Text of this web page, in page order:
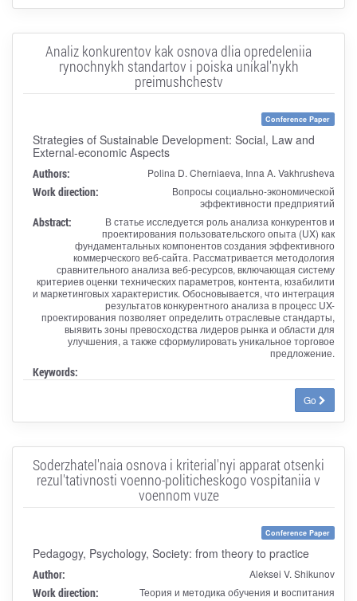
Analiz konkurentov kak osnova dlia opredeleniia
rynochnykh standartov i poiska unikal'nykh
preimushchestv
Conference Paper
Strategies of Sustainable Development: Social, Law and
External-economic Aspects
Authors: Polina D. Cherniaeva, Inna A. Vakhrusheva
Work direction:
Вопросы социально-экономической
эффективности предприятий
Abstract:
В статье исследуется роль анализа конкурентов и
проектирования пользовательского опыта (UX) как
фундаментальных компонентов создания эффективного
коммерческого веб-сайта. Рассматривается методология
сравнительного анализа веб-ресурсов, включающая систему
критериев оценки технических параметров, контента, юзабилити
и маркетинговых характеристик. Обосновывается, что интеграция
результатов конкурентного анализа в процесс UX-
проектирования позволяет определить отраслевые стандарты,
выявить зоны превосходства лидеров рынка и области для
улучшения, а также сформулировать уникальное торговое
предложение.
Keywords:
Go
Soderzhatel'naia osnova i kriterial'nyi apparat otsenki
rezul'tativnosti voenno-politicheskogo vospitaniia v
voennom vuze
Conference Paper
Pedagogy, Psychology, Society: from theory to practice
Author: Aleksei V. Shikunov
Work direction: Теория и методика обучения и воспитания